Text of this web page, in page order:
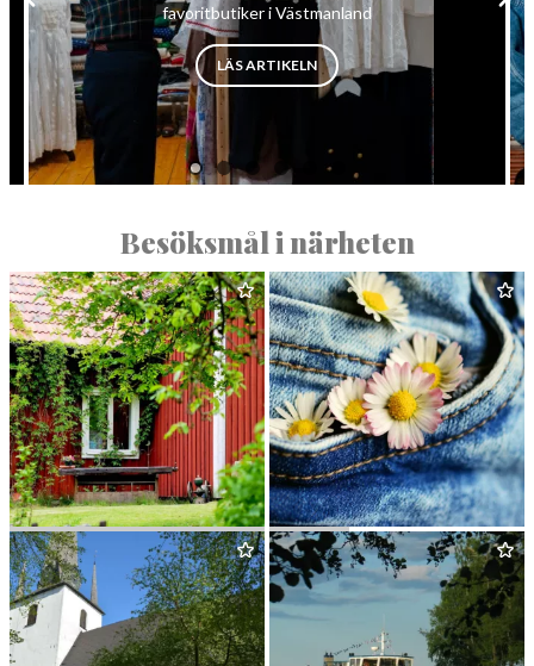
favoritbutiker i Västmanland
LÄS ARTIKELN”SHOPPA SOM
Besöksmål i närheten
GLASS­RESTAU­RANG GLASS
BERSÅ
POPS